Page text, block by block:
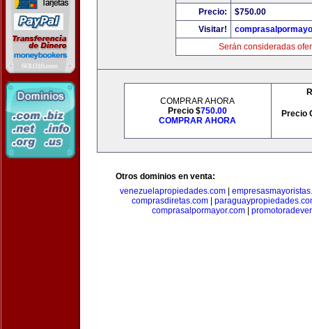
Precio:
$750.00
Visitar!
Serán consideradas
COMPRAR AHORA
Precio $750.00
COMPRAR AHORA
Precio
Otros dominios en venta:
venezuelapropiedades.com|
comprasdiretas.com
comprasalpormayor.com|